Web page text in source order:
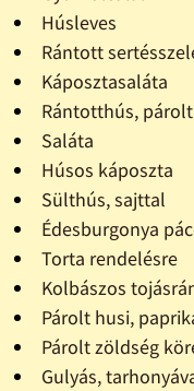
Húsleves
Rántott
Káposztasaláta
Rántotthús,
Saláta
Húsos káposzta
Sülthús, sajttal
Édesburgonya
Torta rendelésre
Kolbászos
Párolt husi,
Párolt zöldség
Gulyás,